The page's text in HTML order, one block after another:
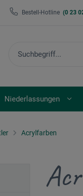
Bestell-Hotline (0 23
Niederlassungen
Acrylfarben